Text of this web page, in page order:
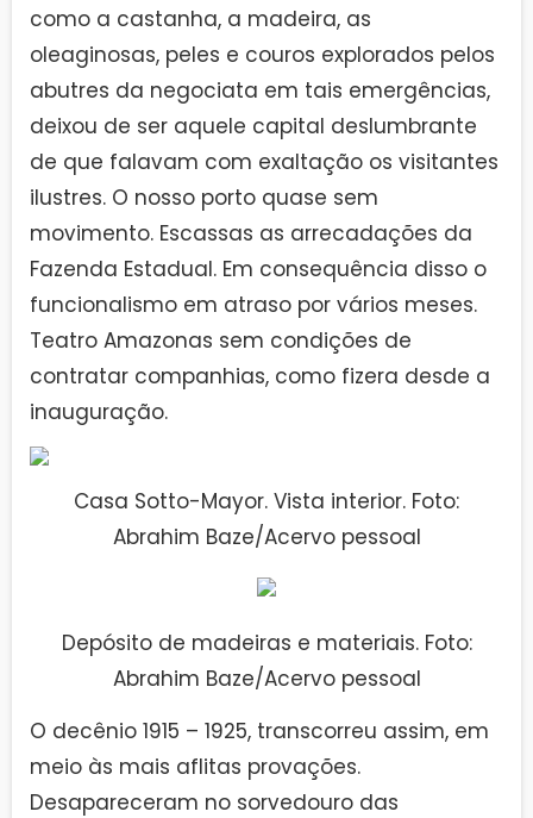
como a castanha, a madeira, as
oleaginosas, peles e couros explorados pelos
abutres da negociata em tais emergências,
deixou de ser aquele capital deslumbrante
de que falavam com exaltação os visitantes
ilustres. O nosso porto quase sem
movimento. Escassas as arrecadações da
Fazenda Estadual. Em consequência disso o
funcionalismo em atraso por vários meses.
Teatro Amazonas sem condições de
contratar companhias, como fizera desde a
inauguração.
Casa Sotto-Mayor. Vista interior. Foto:
Abrahim Baze/Acervo pessoal
Depósito de madeiras e materiais. Foto:
Abrahim Baze/Acervo pessoal
O decênio 1915 – 1925, transcorreu assim, em
meio às mais aflitas provações.
Desapareceram no sorvedouro das